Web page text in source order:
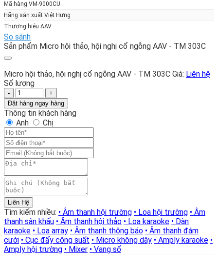
Mã hàng VM-9000CU
Hãng sản xuất Việt Hưng
Thương hiệu AAV
So sánh
Sản phẩm Micro hội thảo, hội nghị cổ ngỗng AAV - TM 303C
Micro hội thảo, hội nghị cổ ngỗng AAV - TM 303C Giá: Liên hệ
Số lượng
Micro
hội
thảo,
hội
nghị
cổ
ngỗng
AAV
-
TM
303C
số
lượng
Đặt hàng ngay hàng
Thông tin khách hàng
Anh
Chị
Liên Hệ
Tìm kiếm nhiều: • Âm thanh hội trường • Loa hội trường • Âm
thanh sân khấu • Âm thanh hội thảo • Loa karaoke • Dàn
karaoke • Loa array • Âm thanh thông báo • Âm thanh đám
cưới • Cục đẩy công suất • Micro không dây • Amply karaoke •
Amply hội trường • Mixer • Vang số